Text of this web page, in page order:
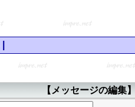
【メッセージの編集